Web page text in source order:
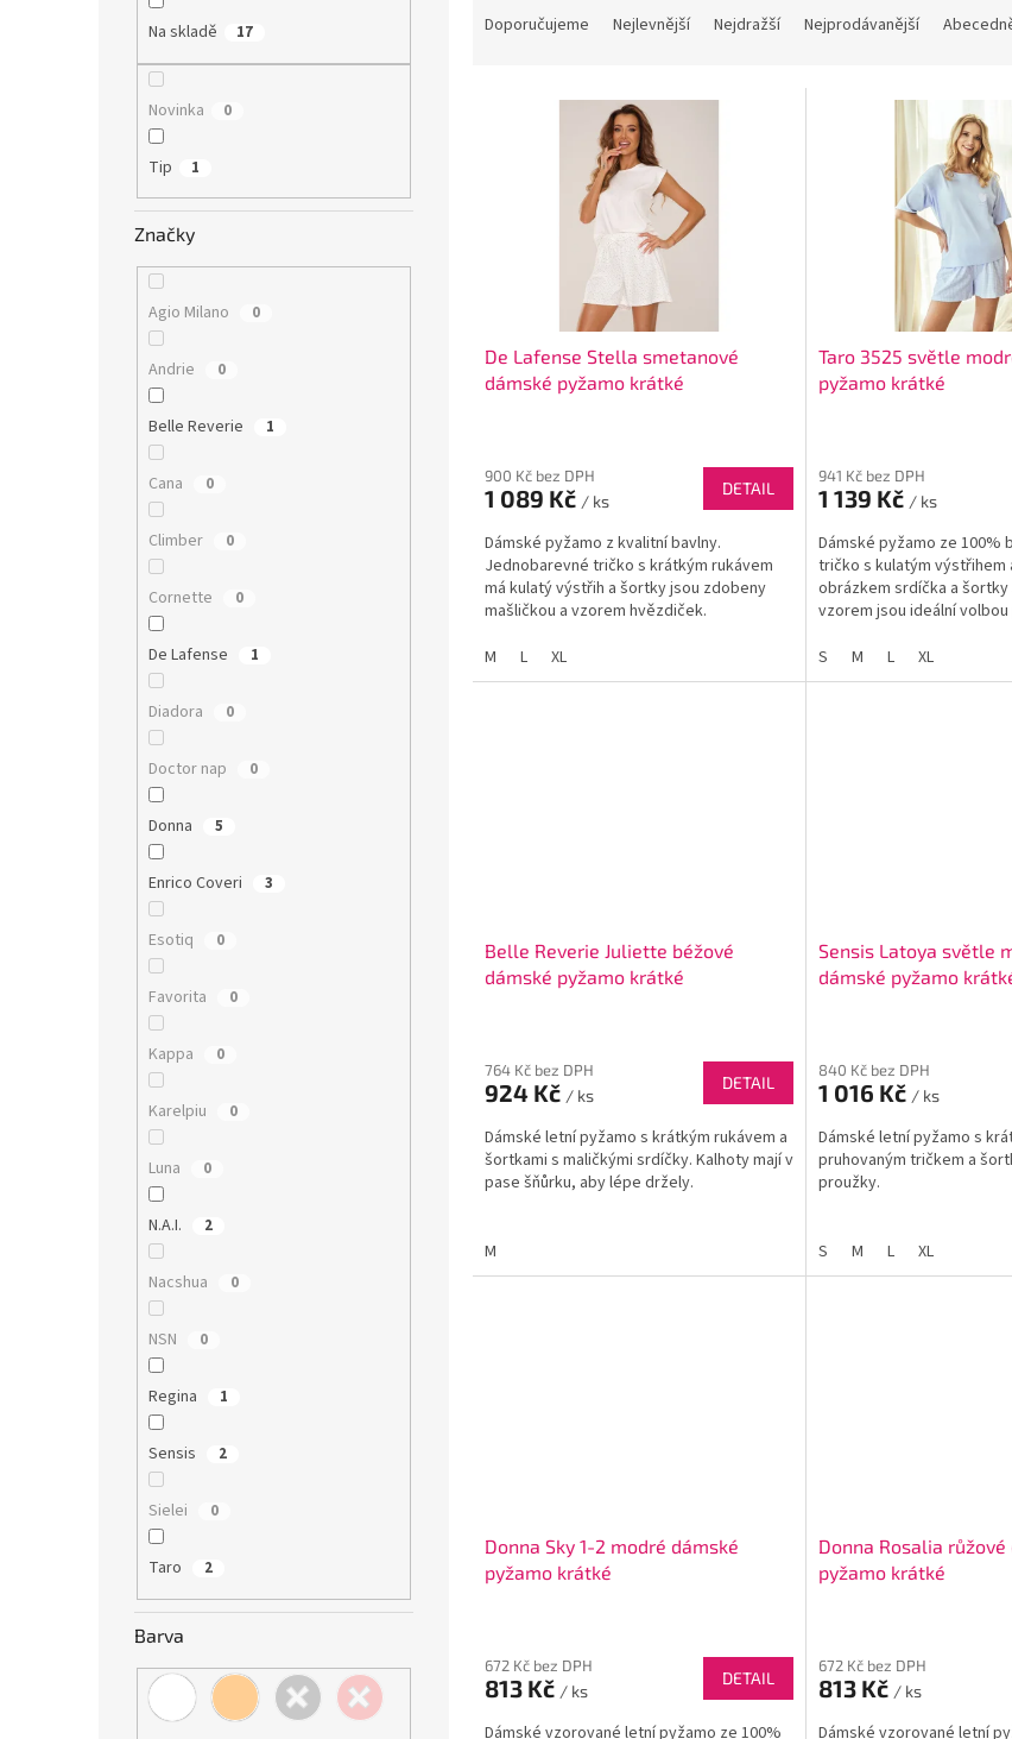
Na skladě 17
Novinka 0
Tip 1
Značky
Agio Milano 0
Andrie 0
Belle Reverie 1
Cana 0
Climber 0
Cornette 0
De Lafense 1
Diadora 0
Doctor nap 0
Donna 5
Enrico Coveri 3
Esotiq 0
Favorita 0
Kappa 0
Karelpiu 0
Luna 0
N.A.I. 2
Nacshua 0
NSN 0
Regina 1
Sensis 2
Sielei 0
Taro 2
Barva
Doporučujeme Nejlevnější Nejdražší Nejprodávanější
De Lafense Stella smetanové
dámské pyžamo krátké
900 Kč bez DPH
1 089 Kč / ks
DETAIL
Dámské pyžamo z kvalitní bavlny.
Jednobarevné tričko s krátkým rukávem
má kulatý výstřih a šortky jsou zdobeny
mašličkou a vzorem hvězdiček.
M
L XL
Taro 3525 světle
pyžamo krátké
941 Kč bez DPH
1 139 Kč / ks
Dámské pyžamo ze 100%
tričko s kulatým výstřihem
obrázkem srdíčka a šortky
vzorem jsou ideální
S
M L XL
Belle Reverie Juliette béžové
dámské pyžamo krátké
764 Kč bez DPH
924 Kč / ks
DETAIL
Dámské letní pyžamo s krátkým rukávem a
šortkami s maličkými srdíčky. Kalhoty mají v
pase šňůrku, aby lépe držely.
M
Sensis Latoya světle
dámské pyžamo
840 Kč bez DPH
1 016 Kč / ks
Dámské letní pyžamo s
pruhovaným tričkem a
proužky.
S M L XL
Donna Sky 1-2 modré dámské
pyžamo krátké
672 Kč bez DPH
813 Kč / ks
DETAIL
Dámské vzorované letní pyžamo ze 100%
Donna Rosalia růžové
pyžamo krátké
672 Kč bez DPH
813 Kč / ks
Dámské vzorované letní